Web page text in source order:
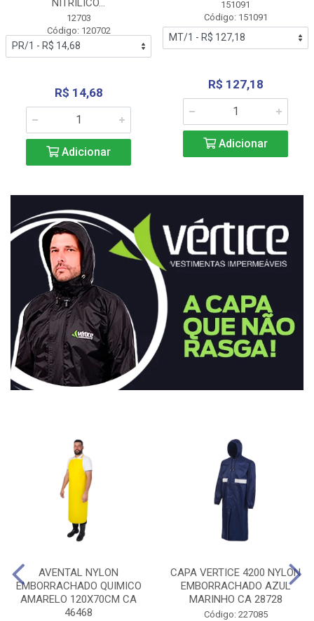
NITRÍLICO...
12703
Código: 120702
R$ 14,68
Adicionar
151091
Código: 151091
R$ 127,18
Adicionar
AVENTAL NYLON
EMBORRACHADO QUIMICO
AMARELO 120X70CM CA
46468
CAPA VERTICE 4200 NYLON
EMBORRACHADO AZUL
MARINHO CA 28728
Código: 227085